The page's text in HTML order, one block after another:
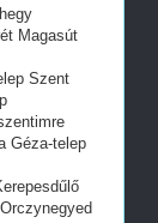
Magasút
Szent
Géza-telep